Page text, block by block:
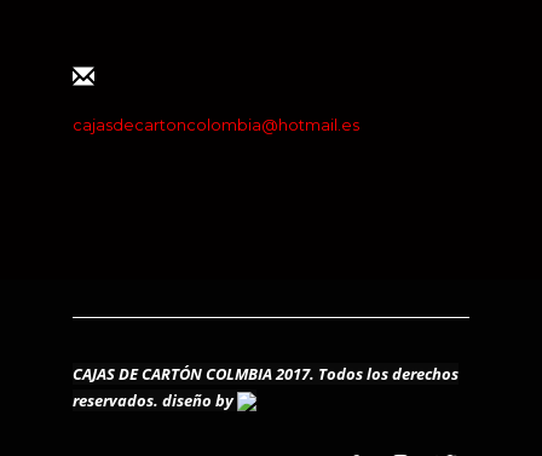
cajasdecartoncolombia@hotmail.es
CAJAS DE CARTÓN COLMBIA 2017. Todos los derechos
reservados. diseño by